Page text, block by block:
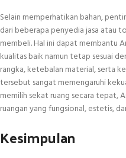
Selain memperhatikan bahan,
dari beberapa penyedia jasa atau
membeli. Hal ini dapat membantu
kualitas baik namun tetap sesuai
rangka, ketebalan material, serta
tersebut sangat memengaruhi
memilih sekat ruang secara tepat,
ruangan yang fungsional, estetis,
Kesimpulan